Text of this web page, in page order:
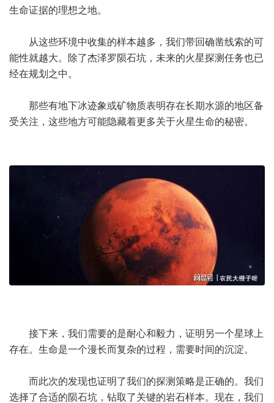
生命证据的理想之地。
从这些环境中收集的样本越多，我们带回确凿线索的可
能性就越大。除了杰泽罗陨石坑，未来的火星探测任务也已
经在规划之中。
那些有地下冰迹象或矿物质表明存在长期水源的地区备
受关注，这些地方可能隐藏着更多关于火星生命的秘密。
接下来，我们需要的是耐心和毅力，证明另一个星球上
存在。生命是一个漫长而复杂的过程，需要时间的沉淀。
而此次的发现也证明了我们的探测策略是正确的。我们
选择了合适的陨石坑，钻取了关键的岩石样本。现在，我们